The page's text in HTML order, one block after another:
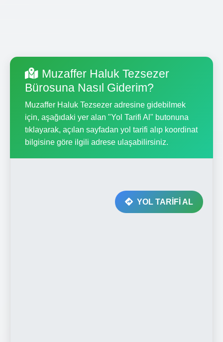
Muzaffer Haluk Tezsezer
Bürosuna Nasıl Giderim?
Muzaffer Haluk Tezsezer adresine gidebilmek
için, aşağıdaki yer alan "Yol Tarifi Al" butonuna
tıklayarak, açılan sayfadan yol tarifi alıp koordinat
bilgisine göre ilgili adrese ulaşabilirsiniz.
YOL TARİFİ AL